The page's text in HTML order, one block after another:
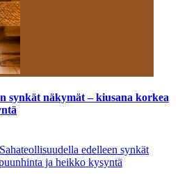
synkät näkymät – kiusana korkea
edelleen synkät
ja heikko kysyntä